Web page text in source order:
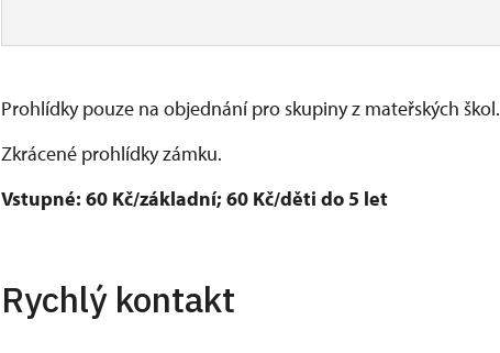
Prohlídky pouze na objednání pro skupiny z mateřských škol.
Zkrácené prohlídky zámku.
Vstupné: 60 Kč/základní; 60 Kč/děti do 5 let
Rychlý kontakt